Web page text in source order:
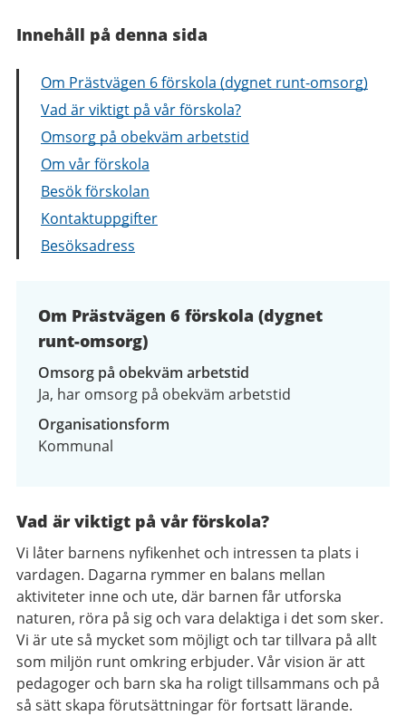
Innehåll på denna sida
Om Prästvägen 6 förskola (dygnet runt-omsorg)
Vad är viktigt på vår förskola?
Omsorg på obekväm arbetstid
Om vår förskola
Besök förskolan
Kontaktuppgifter
Besöksadress
Om Prästvägen 6 förskola (dygnet
runt-omsorg)
Omsorg på obekväm arbetstid
Ja, har omsorg på obekväm arbetstid
Organisationsform
Kommunal
Vad är viktigt på vår förskola?
Vi låter barnens nyfikenhet och intressen ta plats i
vardagen. Dagarna rymmer en balans mellan
aktiviteter inne och ute, där barnen får utforska
naturen, röra på sig och vara delaktiga i det som sker.
Vi är ute så mycket som möjligt och tar tillvara på allt
som miljön runt omkring erbjuder. Vår vision är att
pedagoger och barn ska ha roligt tillsammans och på
så sätt skapa förutsättningar för fortsatt lärande.